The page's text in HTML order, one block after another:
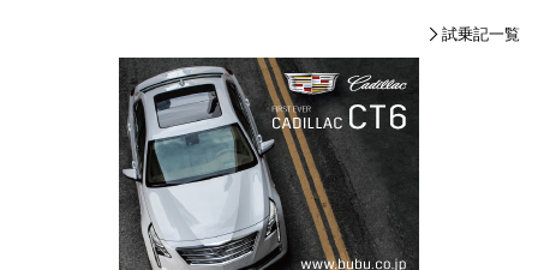
試乗記一覧